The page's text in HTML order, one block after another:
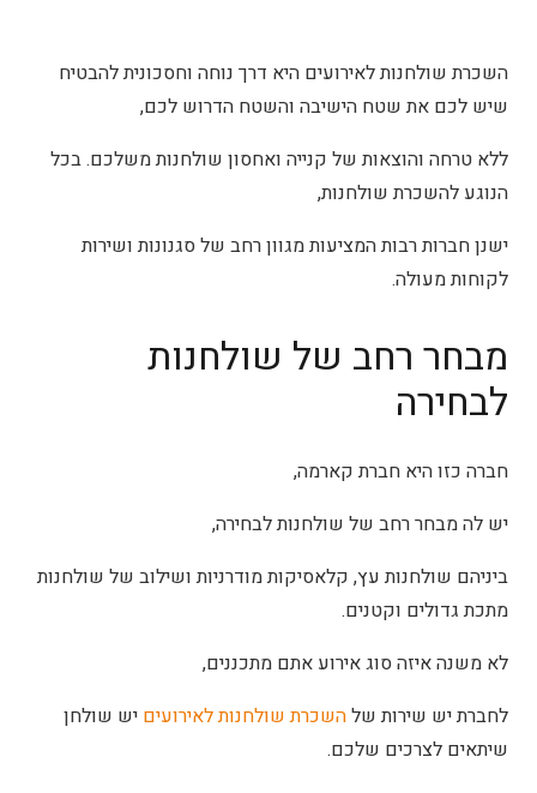
השכרת שולחנות לאירועים היא דרך נוחה וחסכונית להבטיח
שיש לכם את שטח הישיבה והשטח הדרוש לכם,
ללא טרחה והוצאות של קנייה ואחסון שולחנות משלכם. בכל
הנוגע להשכרת שולחנות,
ישנן חברות רבות המציעות מגוון רחב של סגנונות ושירות
לקוחות מעולה.
מבחר רחב של שולחנות
לבחירה
חברה כזו היא חברת קארמה,
יש לה מבחר רחב של שולחנות לבחירה,
ביניהם שולחנות עץ, קלאסיקות מודרניות ושילוב של שולחנות
מתכת גדולים וקטנים.
לא משנה איזה סוג אירוע אתם מתכננים,
לחברת יש שירות שלהשכרת שולחנות לאירועים יש שולחן
שיתאים לצרכים שלכם.